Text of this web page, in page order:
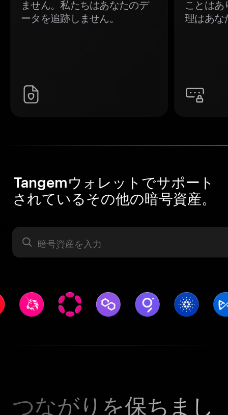
ません。私たちはあなたのデ
ータを追跡しません。
ことはあ
理はあな
Tangemウォレットでサポート
されているその他の暗号資産。
暗号資産
つながりを保ちまし